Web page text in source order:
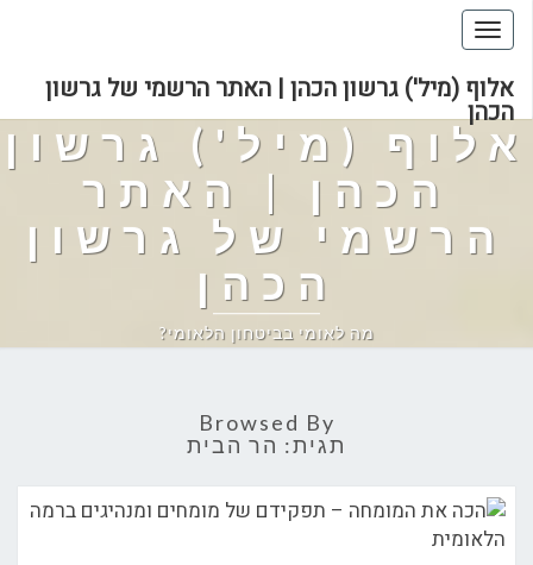
Toggle
navigation
אלוף (מיל') גרשון הכהן | האתר הרשמי של גרשון
הכהן
אלוף (מיל') גרשון
הכהן | האתר
הרשמי של גרשון
הכהן
מה לאומי בביטחון הלאומי?
Browsed By
תגית: הר הבית